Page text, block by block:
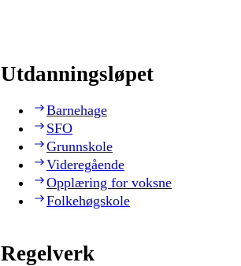
Utdanningsløpet
Barnehage
SFO
Grunnskole
Videregående
Opplæring for voksne
Folkehøgskole
Regelverk